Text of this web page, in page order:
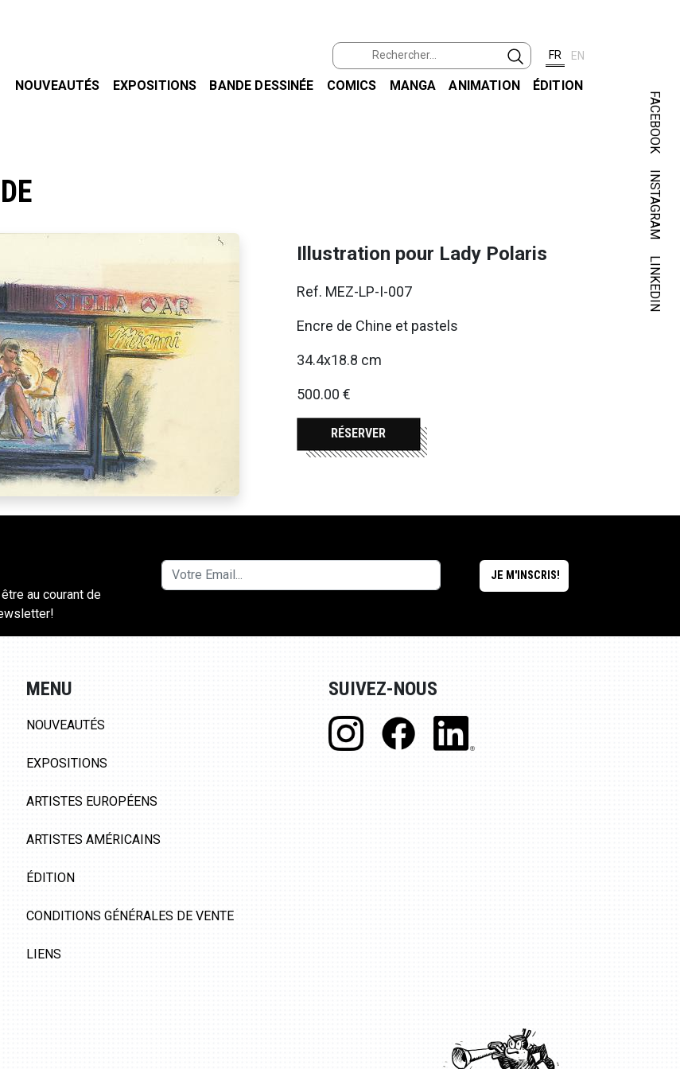
FR EN
NOUVEAUTÉS EXPOSITIONS BANDE DESSINÉE COMICS MANGA ANIMATION ÉDITION
FACEBOOK
INSTAGRAM
LINKEDIN
Illustration pour Lady Polaris
Ref. MEZ-LP-I-007
Encre de Chine et pastels
34.4x18.8 cm
500.00 €
RÉSERVER
au courant de
MENU
NOUVEAUTÉS
EXPOSITIONS
ARTISTES EUROPÉENS
ARTISTES AMÉRICAINS
ÉDITION
CONDITIONS GÉNÉRALES DE VENTE
LIENS
SUIVEZ-NOUS